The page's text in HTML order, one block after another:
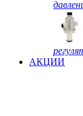
АКЦИИ